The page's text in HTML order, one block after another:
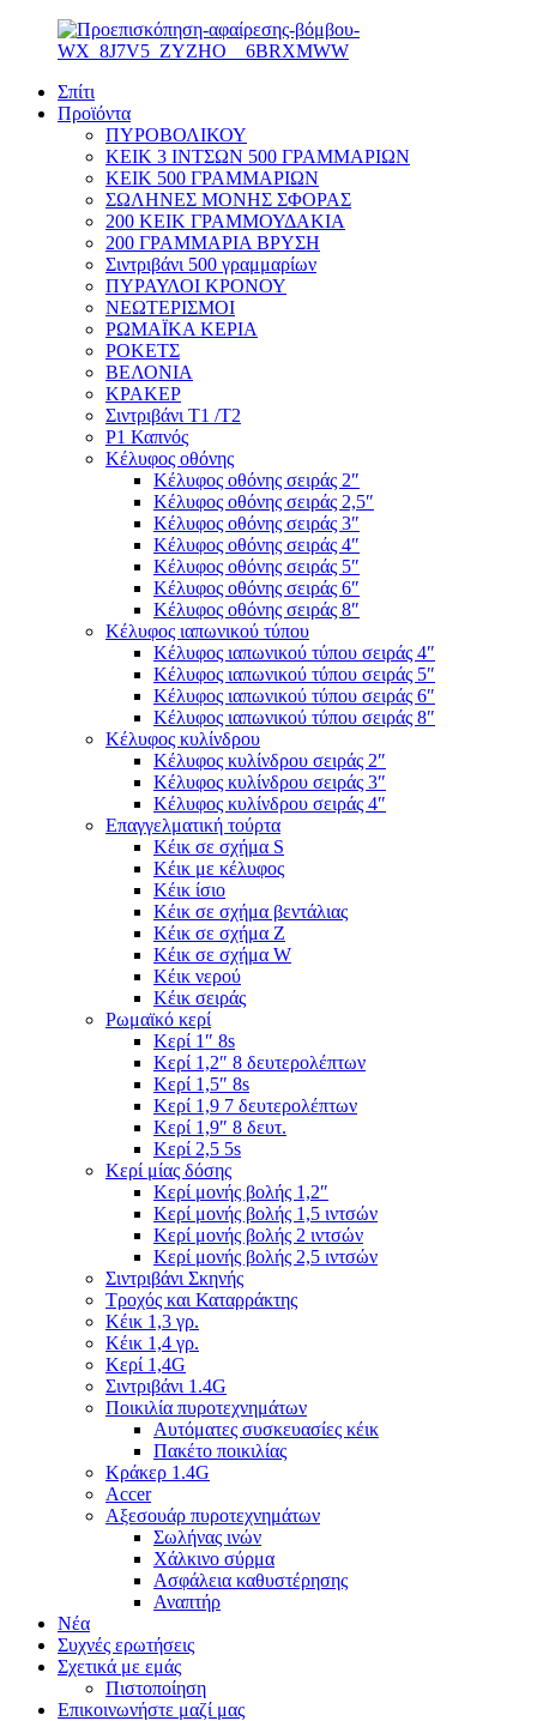
Σπίτι
Προϊόντα
ΠΥΡΟΒΟΛΙΚΟΥ
ΚΕΙΚ 3 ΙΝΤΣΩΝ 500 ΓΡΑΜΜΑΡΙΩΝ
ΚΕΙΚ 500 ΓΡΑΜΜΑΡΙΩΝ
ΣΩΛΗΝΕΣ ΜΟΝΗΣ ΣΦΟΡΑΣ
200 ΚΕΙΚ ΓΡΑΜΜΟΥΔΑΚΙΑ
200 ΓΡΑΜΜΑΡΙΑ ΒΡΥΣΗ
Σιντριβάνι 500 γραμμαρίων
ΠΥΡΑΥΛΟΙ ΚΡΟΝΟΥ
ΝΕΩΤΕΡΙΣΜΟΙ
ΡΩΜΑΪΚΑ ΚΕΡΙΑ
ΡΟΚΕΤΣ
ΒΕΛΟΝΙΑ
ΚΡΑΚΕΡ
Σιντριβάνι T1 /T2
P1 Καπνός
Κέλυφος οθόνης
Κέλυφος οθόνης σειράς 2″
Κέλυφος οθόνης σειράς 2,5″
Κέλυφος οθόνης σειράς 3″
Κέλυφος οθόνης σειράς 4″
Κέλυφος οθόνης σειράς 5″
Κέλυφος οθόνης σειράς 6″
Κέλυφος οθόνης σειράς 8″
Κέλυφος ιαπωνικού τύπου
Κέλυφος ιαπωνικού τύπου σειράς 4″
Κέλυφος ιαπωνικού τύπου σειράς 5″
Κέλυφος ιαπωνικού τύπου σειράς 6″
Κέλυφος ιαπωνικού τύπου σειράς 8″
Κέλυφος κυλίνδρου
Κέλυφος κυλίνδρου σειράς 2″
Κέλυφος κυλίνδρου σειράς 3″
Κέλυφος κυλίνδρου σειράς 4″
Επαγγελματική τούρτα
Κέικ σε σχήμα S
Κέικ με κέλυφος
Κέικ ίσιο
Κέικ σε σχήμα βεντάλιας
Κέικ σε σχήμα Ζ
Κέικ σε σχήμα W
Κέικ νερού
Κέικ σειράς
Ρωμαϊκό κερί
Κερί 1″ 8s
Κερί 1,2″ 8 δευτερολέπτων
Κερί 1,5″ 8s
Κερί 1,9 7 δευτερολέπτων
Κερί 1,9″ 8 δευτ.
Κερί 2,5 5s
Κερί μίας δόσης
Κερί μονής βολής 1,2″
Κερί μονής βολής 1,5 ιντσών
Κερί μονής βολής 2 ιντσών
Κερί μονής βολής 2,5 ιντσών
Σιντριβάνι Σκηνής
Τροχός και Καταρράκτης
Κέικ 1,3 γρ.
Κέικ 1,4 γρ.
Κερί 1,4G
Σιντριβάνι 1.4G
Ποικιλία πυροτεχνημάτων
Αυτόματες συσκευασίες κέικ
Πακέτο ποικιλίας
Κράκερ 1.4G
Accer
Αξεσουάρ πυροτεχνημάτων
Σωλήνας ινών
Χάλκινο σύρμα
Ασφάλεια καθυστέρησης
Αναπτήρ
Νέα
Συχνές ερωτήσεις
Σχετικά με εμάς
Πιστοποίηση
Επικοινωνήστε μαζί μας